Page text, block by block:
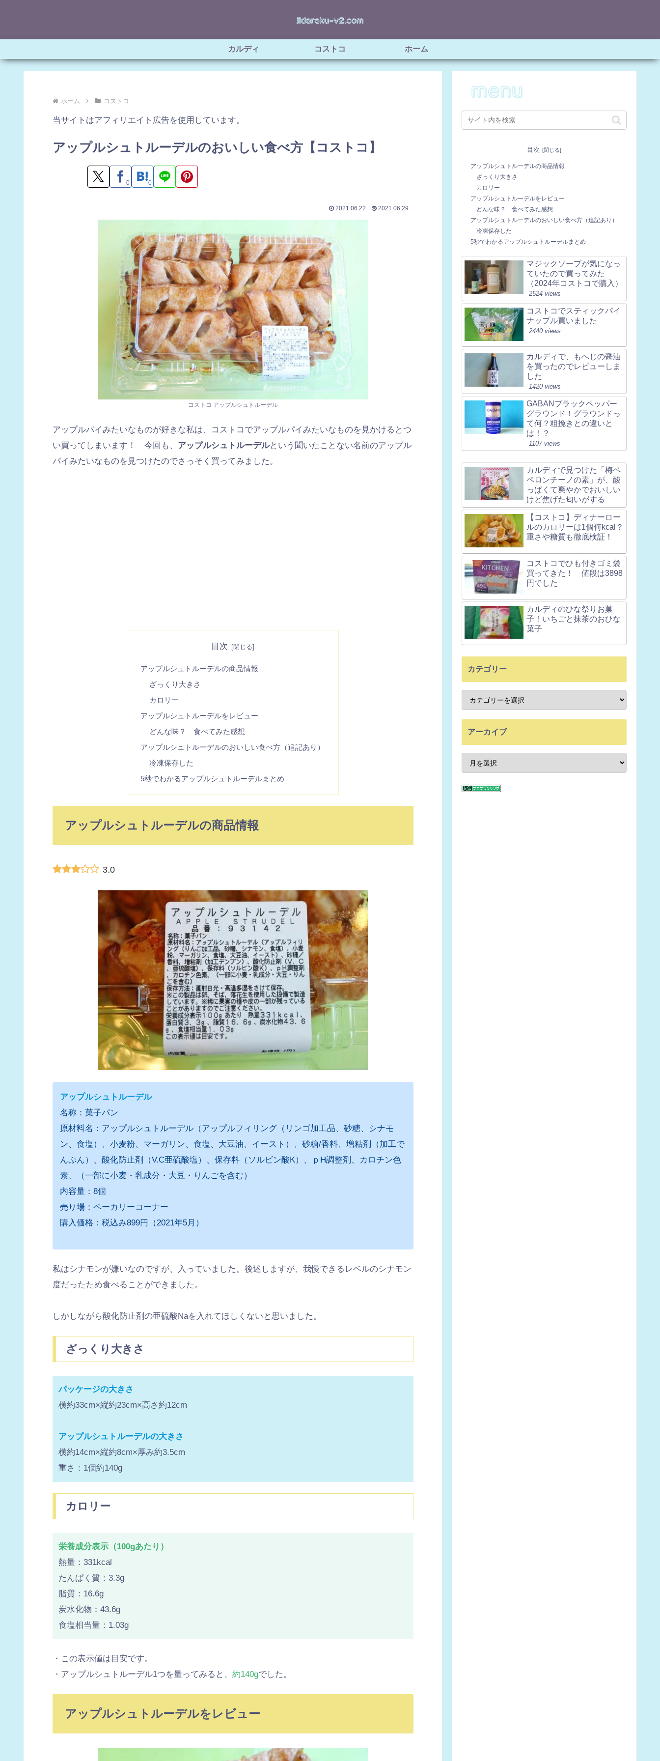
カルディ コストコ ホーム
ホーム コストコ
当サイトはアフィリエイト広告を使用しています。
アップルシュトルーデルのおいしい食べ方【コストコ】
0 0
2021.06.22 2021.06.29
コストコ アップルシュトルーデル
アップルパイみたいなものが好きな私は、コストコでアップルパイみたいなものを見かけるとつ
い買ってしまいます！ 今回も、 アップルシュトルーデルという聞いたことない名前のアップル
パイみたいなものを見つけたのでさっそく買ってみました。
目次
アップルシュトルーデルの商品情報
ざっくり大きさ
カロリー
アップルシュトルーデルをレビュー
どんな味？ 食べてみた感想
アップルシュトルーデルのおいしい食べ方（追記あり）
冷凍保存した
5秒でわかるアップルシュトルーデルまとめ
アップルシュトルーデルの商品情報
3.0
アップルシュトルーデル
名称：菓子パン
原材料名：アップルシュトルーデル（アップルフィリング（リンゴ加工品、砂糖、シナモ
ン、食塩）、小麦粉、マーガリン、食塩、大豆油、イースト）、砂糖/香料、増粘剤（加工で
んぷん）、酸化防止剤（V.C亜硫酸塩）、保存料（ソルビン酸K）、ｐH調整剤、カロチン色
素、（一部に小麦・乳成分・大豆・りんごを含む）
内容量：8個
売り場：ベーカリーコーナー
購入価格：税込み899円（2021年5月）
私はシナモンが嫌いなのですが、入っていました。後述しますが、我慢できるレベルのシナモン
度だったため食べることができました。
しかしながら酸化防止剤の亜硫酸Naを入れてほしくないと思いました。
ざっくり大きさ
パッケージの大きさ
横約33cm×縦約23cm×高さ約12cm
アップルシュトルーデルの大きさ
横約14cm×縦約8cm×厚み約3.5cm
重さ：1個約140g
カロリー
栄養成分表示（100gあたり）
熱量：331kcal
たんぱく質：3.3g
脂質：16.6g
炭水化物：43.6g
食塩相当量：1.03g
・この表示値は目安です。
・アップルシュトルーデル1つを量ってみると、 約140gでした。
アップルシュトルーデルをレビュー
目次
アップルシュトルーデルの商品情報
ざっくり大きさ
カロリー
アップルシュトルーデルをレビュー
どんな味？ 食べてみた感想
アップルシュトルーデルのおいしい食べ方（追記あり）
冷凍保存した
5秒でわかるアップルシュトルーデルまとめ
マジックソープが気になっ
ていたので買ってみた
（2024年コストコで購入）
2524 views
コストコでスティックパイ
ナップル買いました
2440 views
カルディで、もへじの醤油
を買ったのでレビューしま
した
1420 views
GABANブラックペッパー
グラウンド！グラウンドっ
て何？粗挽きとの違いと
は！？
1107 views
カルディで見つけた「梅ペ
ペロンチーノの素」が、酸
っぱくて爽やかでおいしい
けど焦げた匂いがする
【コストコ】ディナーロー
ルのカロリーは1個何kcal？
重さや糖質も徹底検証！
コストコでひも付きゴミ袋
買ってきた！ 値段は3898
円でした
カルディのひな祭りお菓
子！いちごと抹茶のおひな
菓子
カテゴリー
アーカイブ